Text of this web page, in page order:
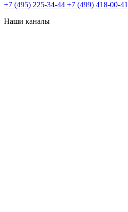
+7 (495) 225-34-44 +7 (499) 418-00-41
Наши каналы